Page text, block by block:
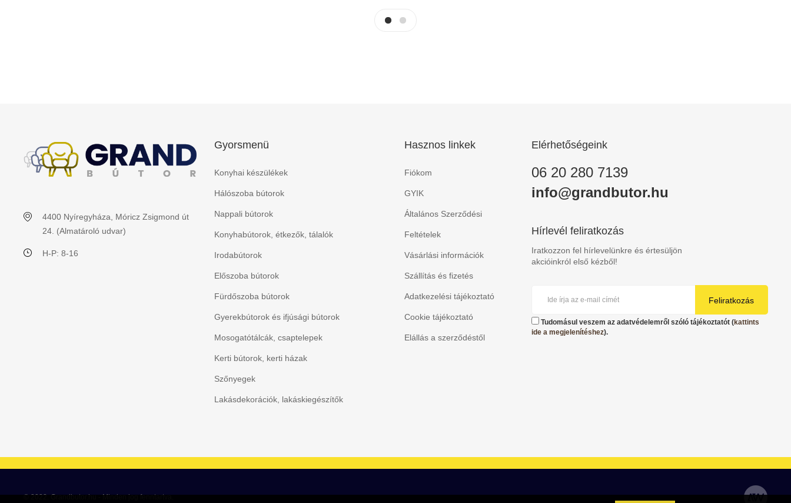
4400 Nyíregyháza, Móricz Zsigmond út
24. (Almatároló udvar)
H-P: 8-16
Gyorsmenü
Konyhai készülékek
Hálószoba bútorok
Nappali bútorok
Konyhabútorok, étkezők, tálalók
Irodabútorok
Előszoba bútorok
Fürdőszoba bútorok
Gyerekbútorok és ifjúsági bútorok
Mosogatótálcák, csaptelepek
Kerti bútorok, kerti házak
Szőnyegek
Lakásdekorációk, lakáskiegészítők
Hasznos linkek
Fiókom
GYIK
Általános Szerződési
Feltételek
Vásárlási információk
Szállítás és fizetés
Adatkezelési tájékoztató
Cookie tájékoztató
Elállás a szerződéstől
Elérhetőségeink
06 20 280 7139
info@grandbutor.hu
Hírlevél feliratkozás
Iratkozzon fel hírlevelünkre és értesüljön
akcióinkról első kézből!
Feliratkozás
Tudomásul veszem az adatvédelemről szóló tájékoztatót (kattints
ide a megjelenítéshez).
© 2022. Grandbutor.hu - Minden jog fenntartva.